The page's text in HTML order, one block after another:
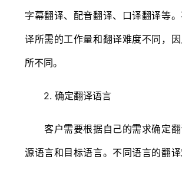
字幕翻译、配音翻译、口译翻译等
译所需的工作量和翻译难度不同，
所不同。
2. 确定翻译语言
客户需要根据自己的需求确定翻
源语言和目标语言。不同语言的翻